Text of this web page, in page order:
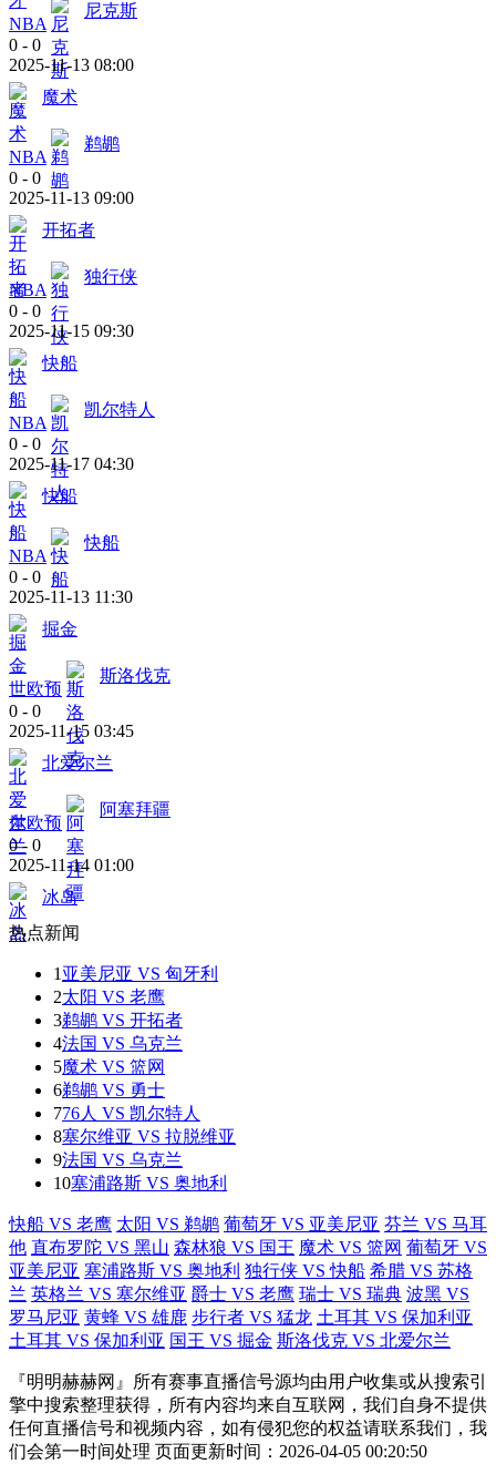
NBA
尼克斯
0 - 0
2025-11-13 08:00
魔术
NBA
鹈鹕
0 - 0
2025-11-13 09:00
开拓者
NBA
独行侠
0 - 0
2025-11-15 09:30
快船
NBA
凯尔特人
0 - 0
2025-11-17 04:30
快船
NBA
快船
0 - 0
2025-11-13 11:30
掘金
世欧预
斯洛伐克
0 - 0
2025-11-15 03:45
北爱尔兰
世欧预
阿塞拜疆
0 - 0
2025-11-14 01:00
冰岛
热点新闻
1 亚美尼亚 VS 匈牙利
2太阳 VS 老鹰
3鹈鹕 VS 开拓者
4法国 VS 乌克兰
5魔术 VS 篮网
6鹈鹕 VS 勇士
776人 VS 凯尔特人
8塞尔维亚 VS 拉脱维亚
9法国 VS 乌克兰
10塞浦路斯 VS 奥地利
快船 VS 老鹰 太阳 VS 鹈鹕 葡萄牙 VS 亚美尼亚 芬兰 VS 马耳
他 直布罗陀 VS 黑山 森林狼 VS 国王 魔术 VS 篮网 葡萄牙 VS
亚美尼亚 塞浦路斯 VS 奥地利 独行侠 VS 快船 希腊 VS 苏格
兰 英格兰 VS 塞尔维亚 爵士 VS 老鹰 瑞士 VS 瑞典 波黑 VS
罗马尼亚 黄蜂 VS 雄鹿 步行者 VS 猛龙 土耳其 VS 保加利亚
土耳其 VS 保加利亚 国王 VS 掘金 斯洛伐克 VS 北爱尔兰
『明明赫赫网』所有赛事直播信号源均由用户收集或从搜索引
擎中搜索整理获得，所有内容均来自互联网，我们自身不提供
任何直播信号和视频内容，如有侵犯您的权益请联系我们，我
们会第一时间处理 页面更新时间：2026-04-05 00:20:50